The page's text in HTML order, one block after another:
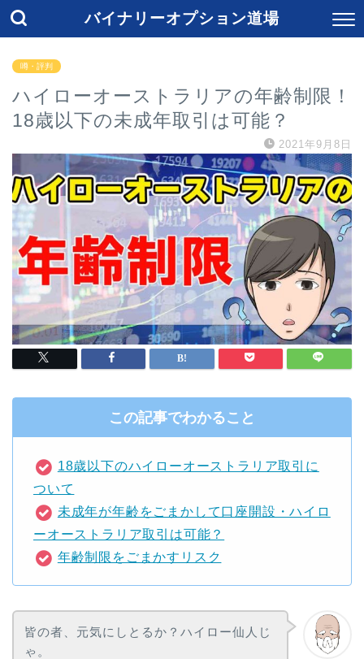
バイナリーオプション道場
噂・評判
ハイローオーストラリアの年齢制限！
18歳以下の未成年取引は可能？
2021年9月8日
この記事でわかること
18歳以下のハイローオーストラリア取引に
ついて
未成年が年齢をごまかして口座開設・ハイロ
ーオーストラリア取引は可能？
年齢制限をごまかすリスク
皆の者、元気にしとるか？ハイロー仙人じ
ゃ。